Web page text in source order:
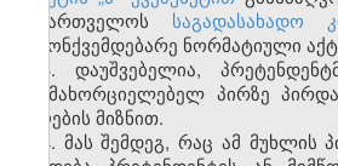
საქართველოს საგადასახადო
კანონქვემდებარე ნორმატიული
3. დაუშვებელია,
განმახორციელებელ პირზე
მიღების მიზნით.
4. მას შემდეგ, რაც ამ მუხლის